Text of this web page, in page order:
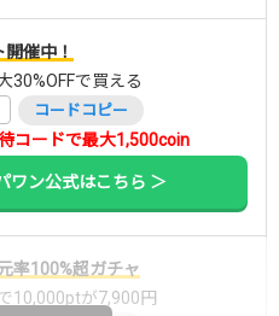
催中！
30%OFFで買える
コードコピー
コードで最大1,500coin
ワン公式はこちら ＞
率100%超ガチャ
10,000ptが7,900円